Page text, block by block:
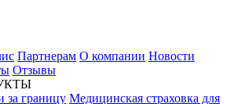
Партнерам О компании Новости
Отзывы
за границу Медицинская страховка для